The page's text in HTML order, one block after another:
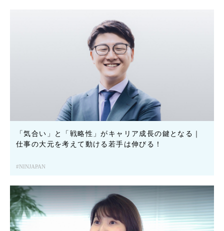
「気合い」と「戦略性」がキャリア成長の鍵となる｜
仕事の大元を考えて動ける若手は伸びる！
NINJAPAN